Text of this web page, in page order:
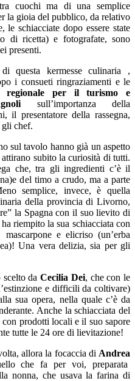
cuochi ma di una semplice
la gioia del pubblico, da relativo
le schiacciate dopo essere state
di ricetta) e fotografate, sono
presenti.
questa kermesse culinaria ,
i consueti ringraziamenti e le
regionale per il turismo e
sull’importanza della
il presentatore della rassegna,
chef.
sul tavolo hanno già un aspetto
subito la curiosità di tutti.
che, tra gli ingredienti c’è il
del timo a crudo, ma a parte
semplice, invece, è quella
della provincia di Livorno,
la Spagna con il suo lievito di
riempito la sua schiacciata con
e elicriso (un’erba
Una vera delizia, sia per gli
da Cecilia Dei, che con le
e difficili da coltivare)
sua opera, nella quale c’è da
Anche la schiacciata del
prodotti locali e il suo sapore
tutte le 24 ore di lievitazione!
allora la focaccia di Andrea
che fa per voi, preparata
nonna, che usava la farina di